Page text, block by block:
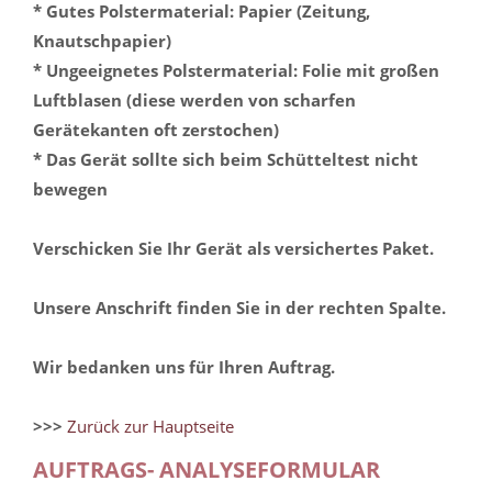
* Gutes Polstermaterial: Papier (Zeitung,
Knautschpapier)
* Ungeeignetes Polstermaterial: Folie mit großen
Luftblasen (diese werden von scharfen
Gerätekanten oft zerstochen)
* Das Gerät sollte sich beim Schütteltest nicht
bewegen
Verschicken Sie Ihr Gerät als versichertes Paket.
Unsere Anschrift finden Sie in der rechten Spalte.
Wir bedanken uns für Ihren Auftrag.
>>> Zurück zur Hauptseite
AUFTRAGS- ANALYSEFORMULAR